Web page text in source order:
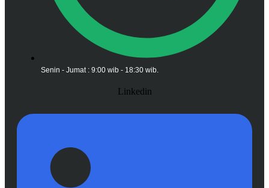
Senin - Jumat : 9:00 wib - 18:30 wib.
Linkedin